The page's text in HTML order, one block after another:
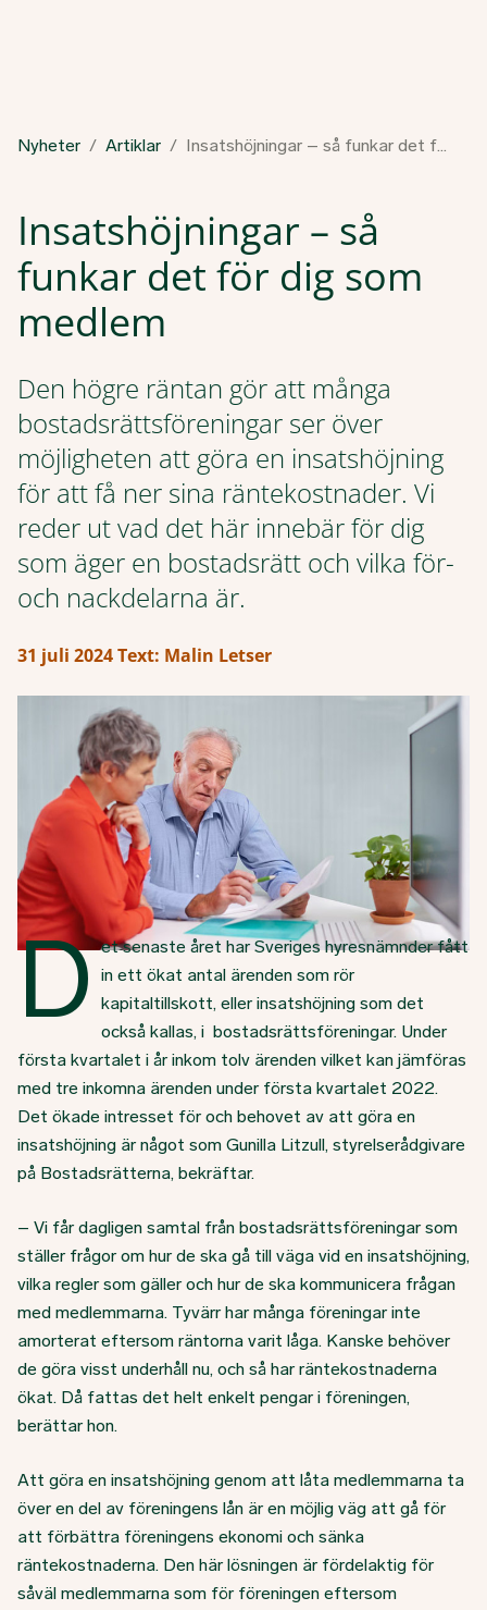
Nyheter Artiklar Insatshöjningar – så funkar det för dig som medlem
Insatshöjningar – så
funkar det för dig som
medlem
Den högre räntan gör att många
bostadsrättsföreningar ser över
möjligheten att göra en insatshöjning
för att få ner sina räntekostnader. Vi
reder ut vad det här innebär för dig
som äger en bostadsrätt och vilka för-
och nackdelarna är.
31 juli 2024Text: Malin Letser
D et senaste året har Sveriges hyresnämnder fått
in ett ökat antal ärenden som rör
kapitaltillskott, eller insatshöjning som det
också kallas, i bostadsrättsföreningar. Under
första kvartalet i år inkom tolv ärenden vilket kan jämföras
med tre inkomna ärenden under första kvartalet 2022.
Det ökade intresset för och behovet av att göra en
insatshöjning är något som Gunilla Litzull, styrelserådgivare
på Bostadsrätterna, bekräftar.
– Vi får dagligen samtal från bostadsrättsföreningar som
ställer frågor om hur de ska gå till väga vid en insatshöjning,
vilka regler som gäller och hur de ska kommunicera frågan
med medlemmarna. Tyvärr har många föreningar inte
amorterat eftersom räntorna varit låga. Kanske behöver
de göra visst underhåll nu, och så har räntekostnaderna
ökat. Då fattas det helt enkelt pengar i föreningen,
berättar hon.
Att göra en insatshöjning genom att låta medlemmarna ta
över en del av föreningens lån är en möjlig väg att gå för
att förbättra föreningens ekonomi och sänka
räntekostnaderna. Den här lösningen är fördelaktig för
såväl medlemmarna som för föreningen eftersom